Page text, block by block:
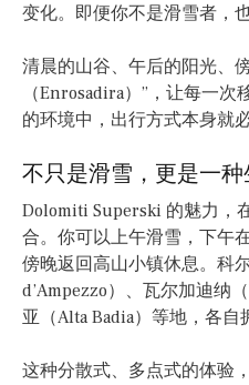
变化。即便你不是滑雪者，
清晨的山谷、午后的阳光、
（Enrosadira）”，让每一
的环境中，出行方式本身就
不只是滑雪，更是一
Dolomiti Superski 的魅力，
合。你可以上午滑雪，下午
傍晚返回高山小镇休息。科
d’Ampezzo）、瓦尔加迪纳
亚（Alta Badia）等地，各自
这种分散式、多点式的体验